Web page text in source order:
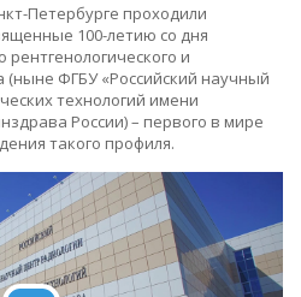
Петербурге проходили
100-летию со дня
рентгенологического и
(ныне ФГБУ «Российский научный
технологий имени
России) – первого в мире
такого профиля.